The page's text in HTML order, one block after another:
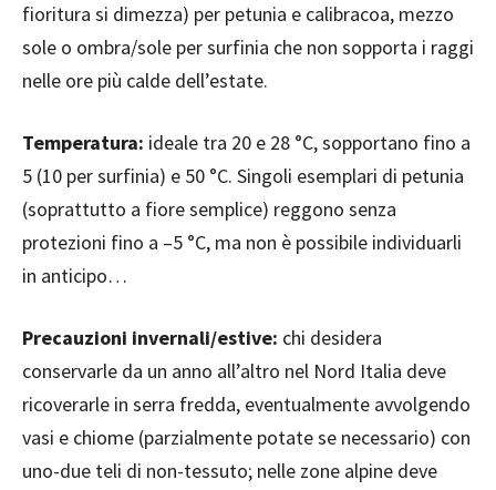
fioritura si dimezza) per petunia e calibracoa, mezzo
sole o ombra/sole per surfinia che non sopporta i raggi
nelle ore più calde dell’estate.
Temperatura: ideale tra 20 e 28 °C, sopportano fino a
5 (10 per surfinia) e 50 °C. Singoli esemplari di petunia
(soprattutto a fiore semplice) reggono senza
protezioni fino a –5 °C, ma non è possibile individuarli
in anticipo…
Precauzioni invernali/estive: chi desidera
conservarle da un anno all’altro nel Nord Italia deve
ricoverarle in serra fredda, eventualmente avvolgendo
vasi e chiome (parzialmente potate se necessario) con
uno-due teli di non-tessuto; nelle zone alpine deve